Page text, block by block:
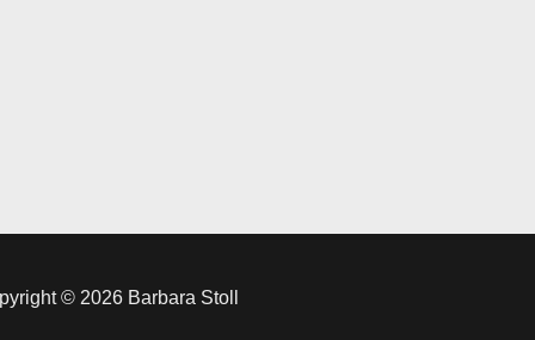
© 2026 Barbara Stoll